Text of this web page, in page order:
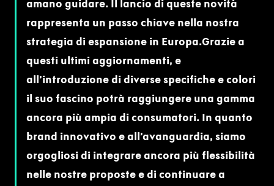
amano guidare. Il lancio di queste novità
rappresenta un passo chiave nella nostra
strategia di espansione in Europa.Grazie a
questi ultimi aggiornamenti, e
all’introduzione di diverse specifiche e colori
il suo fascino potrà raggiungere una gamma
ancora più ampia di consumatori. In quanto
brand innovativo e all’avanguardia, siamo
orgogliosi di integrare ancora più flessibilità
nelle nostre proposte e di continuare a